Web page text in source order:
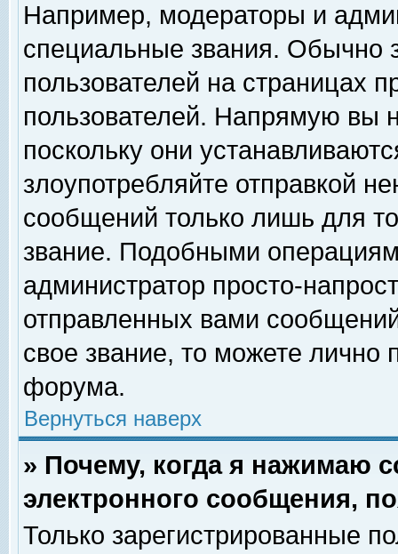
Например, модераторы и
специальные звания. Обычно
пользователей на страницах
пользователей. Напрямую вы
поскольку они
злоупотребляйте отправкой
сообщений только лишь для
звание. Подобными
администратор просто-
отправленных вами
свое звание, то можете лично
форума.
Вернуться наверх
» Почему, когда я нажимаю
электронного сообщения,
Только зарегистрированные